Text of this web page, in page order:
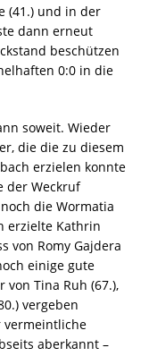
(41.) und in der
dann erneut
beschützen
0:0 in die
soweit. Wieder
die die zu diesem
erzielen konnte
der Weckruf
die Wormatia
erzielte Kathrin
von Romy Gajdera
einige gute
Tina Ruh (67.),
vergeben
vermeintliche
aberkannt –